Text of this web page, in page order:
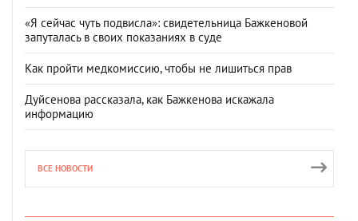
«Я сейчас чуть подвисла»: свидетельница Бажкеновой
запуталась в своих показаниях в суде
Как пройти медкомиссию, чтобы не лишиться прав
Дуйсенова рассказала, как Бажкенова искажала
информацию
ВСЕ НОВОСТИ